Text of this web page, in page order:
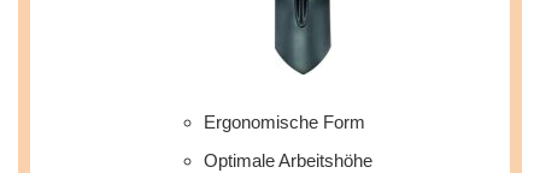
Ergonomische Form
Optimale Arbeitshöhe